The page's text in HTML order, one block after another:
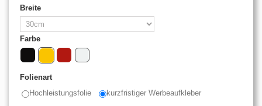
Breite
Farbe
Folienart
Hochleistungsfolie
kurzfristiger Werbeaufkleber